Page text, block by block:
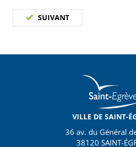
SUIVANT
VILLE DE SAINT-
36 av. du Général
38120 SAINT-